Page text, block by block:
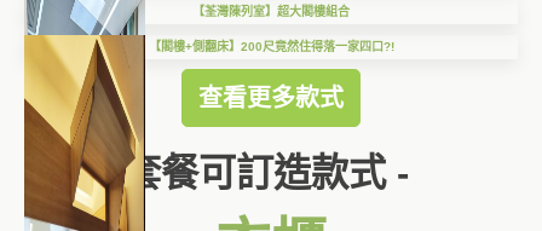
【荃灣陳列室】超大閣樓組合
【閣樓+側翻床】200尺竟然住得落一家四口?!
查看更多款式
套餐可訂造款式 -